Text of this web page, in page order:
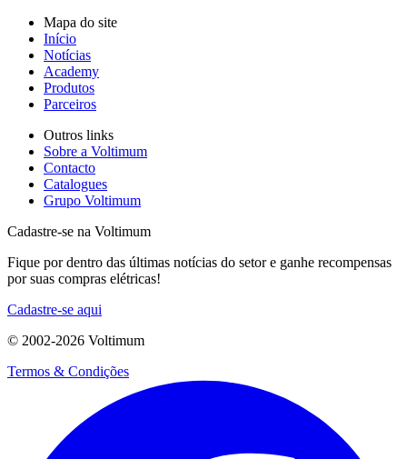
Mapa do site
Início
Notícias
Academy
Produtos
Parceiros
Outros links
Sobre a Voltimum
Contacto
Catalogues
Grupo Voltimum
Cadastre-se na Voltimum
Fique por dentro das últimas notícias do setor e ganhe recompensas
por suas compras elétricas!
Cadastre-se aqui
© 2002-2026 Voltimum
Termos & Condições